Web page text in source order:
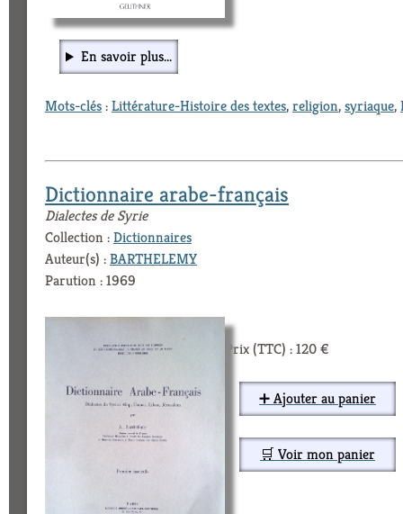
En savoir plus...
Mots-clés:Littérature-Histoire des textes,religion,syriaque,
Dictionnaire arabe-français
Dialectes de Syrie
Collection :Dictionnaires
Auteur(s) :BARTHELEMY
Parution : 1969
Prix (TTC) : 120 €
➕ Ajouter au panier
🛒 Voir mon panier